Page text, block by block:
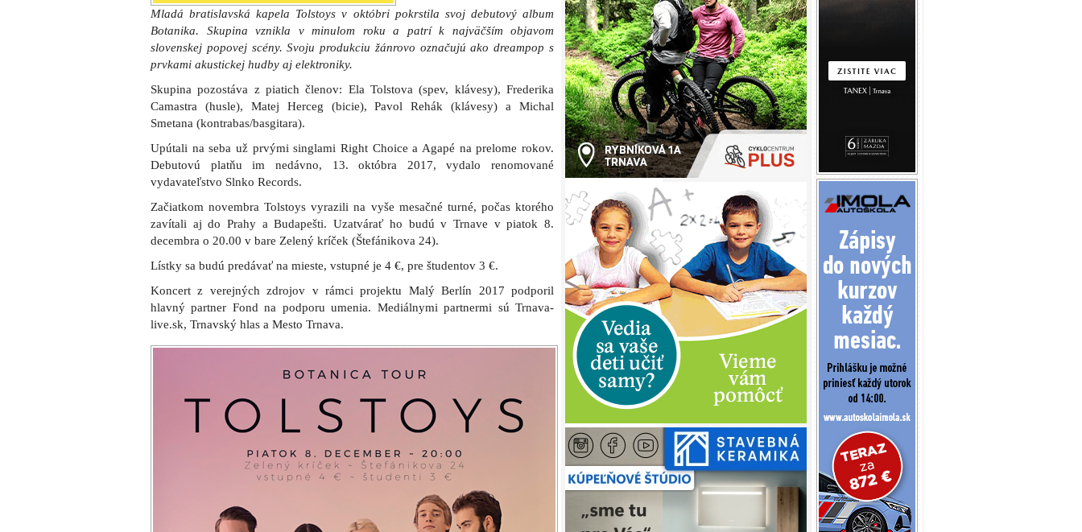
Mladá bratislavská kapela Tolstoys v októbri pokrstila svoj debutový album
Botanika. Skupina vznikla v minulom roku a patrí k najväčším objavom
slovenskej popovej scény. Svoju produkciu žánrovo označujú ako dreampop s
prvkami akustickej hudby aj elektroniky.
Skupina pozostáva z piatich členov: Ela Tolstova (spev, klávesy), Frederika
Camastra (husle), Matej Herceg (bicie), Pavol Rehák (klávesy) a Michal
Smetana (kontrabas/basgitara).
Upútali na seba už prvými singlami Right Choice a Agapé na prelome rokov.
Debutovú platňu im nedávno, 13. októbra 2017, vydalo renomované
vydavateľstvo Slnko Records.
Začiatkom novembra Tolstoys vyrazili na vyše mesačné turné, počas ktorého
zavítali aj do Prahy a Budapešti. Uzatvárať ho budú v Trnave v piatok 8.
decembra o 20.00 v bare Zelený kríček (Štefánikova 24).
Lístky sa budú predávať na mieste, vstupné je 4 €, pre študentov 3 €.
Koncert z verejných zdrojov v rámci projektu Malý Berlín 2017 podporil
hlavný partner Fond na podporu umenia. Mediálnymi partnermi sú Trnava-
live.sk, Trnavský hlas a Mesto Trnava.